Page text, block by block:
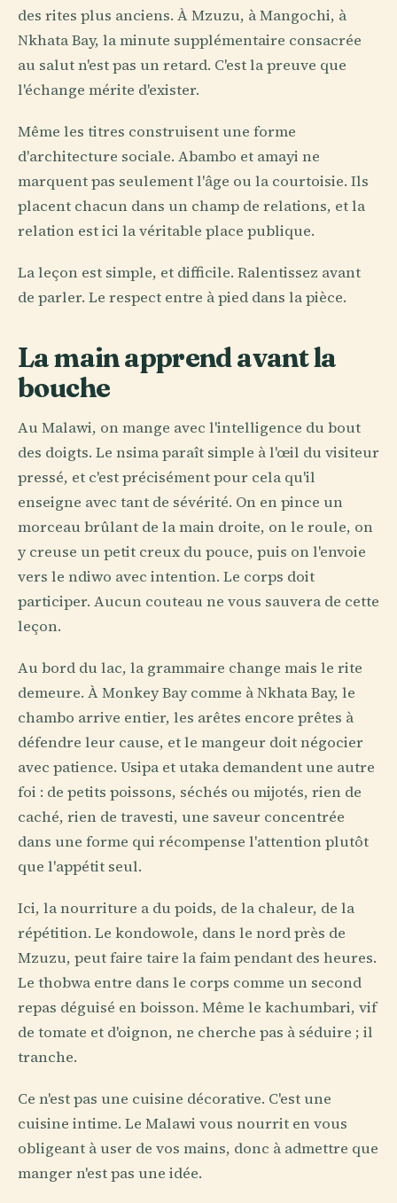
des rites plus anciens. À Mzuzu, à Mangochi, à
Nkhata Bay, la minute supplémentaire consacrée
au salut n'est pas un retard. C'est la preuve que
l'échange mérite d'exister.
Même les titres construisent une forme
d'architecture sociale. Abambo et amayi ne
marquent pas seulement l'âge ou la courtoisie. Ils
placent chacun dans un champ de relations, et la
relation est ici la véritable place publique.
La leçon est simple, et difficile. Ralentissez avant
de parler. Le respect entre à pied dans la pièce.
La main apprend avant la
bouche
Au Malawi, on mange avec l'intelligence du bout
des doigts. Le nsima paraît simple à l'œil du visiteur
pressé, et c'est précisément pour cela qu'il
enseigne avec tant de sévérité. On en pince un
morceau brûlant de la main droite, on le roule, on
y creuse un petit creux du pouce, puis on l'envoie
vers le ndiwo avec intention. Le corps doit
participer. Aucun couteau ne vous sauvera de cette
leçon.
Au bord du lac, la grammaire change mais le rite
demeure. À Monkey Bay comme à Nkhata Bay, le
chambo arrive entier, les arêtes encore prêtes à
défendre leur cause, et le mangeur doit négocier
avec patience. Usipa et utaka demandent une autre
foi : de petits poissons, séchés ou mijotés, rien de
caché, rien de travesti, une saveur concentrée
dans une forme qui récompense l'attention plutôt
que l'appétit seul.
Ici, la nourriture a du poids, de la chaleur, de la
répétition. Le kondowole, dans le nord près de
Mzuzu, peut faire taire la faim pendant des heures.
Le thobwa entre dans le corps comme un second
repas déguisé en boisson. Même le kachumbari, vif
de tomate et d'oignon, ne cherche pas à séduire ; il
tranche.
Ce n'est pas une cuisine décorative. C'est une
cuisine intime. Le Malawi vous nourrit en vous
obligeant à user de vos mains, donc à admettre que
manger n'est pas une idée.